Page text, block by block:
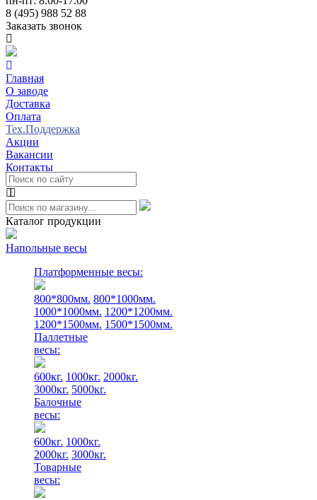
8 (495) 988 52 88
Заказать звонок
Главная
О заводе
Доставка
Оплата
Тех.Поддержка
Акции
Вакансии
Контакты
Каталог продукции
Напольные весы
Платформенные весы:
800*800мм. 800*1000мм.
1000*1000мм. 1200*1200мм.
1200*1500мм. 1500*1500мм.
Паллетные
весы:
600кг. 1000кг. 2000кг.
3000кг. 5000кг.
Балочные
весы:
600кг. 1000кг.
2000кг. 3000кг.
Товарные
весы: